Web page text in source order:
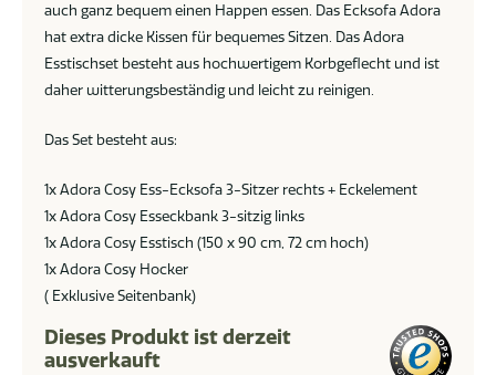
auch ganz bequem einen Happen essen. Das Ecksofa Adora
hat extra dicke Kissen für bequemes Sitzen. Das Adora
Esstischset besteht aus hochwertigem Korbgeflecht und ist
daher witterungsbeständig und leicht zu reinigen.
Das Set besteht aus:
1x Adora Cosy Ess-Ecksofa 3-Sitzer rechts + Eckelement
1x Adora Cosy Esseckbank 3-sitzig links
1x Adora Cosy Esstisch (150 x 90 cm, 72 cm hoch)
1x Adora Cosy Hocker
( Exklusive Seitenbank)
Dieses Produkt ist derzeit
ausverkauft